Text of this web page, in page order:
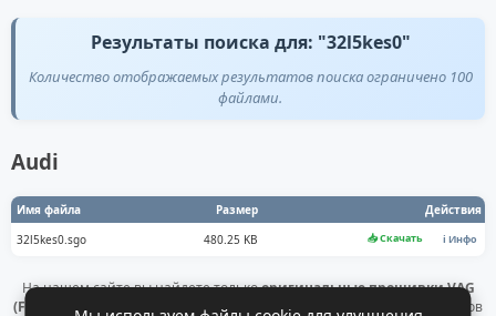
Результаты поиска для: "32l5kes0"
Количество отображаемых результатов поиска ограничено 100
файлами.
Audi
Имя файла Размер
Действия
32l5kes0.sgo
480.25 KB 📥 Скачать ℹ️ Инфо
На нашем сайте вы найдете толькооригинальные прошивки VAG
(Flashdaten)
. Все файлы получены напрямую с официальных серверов